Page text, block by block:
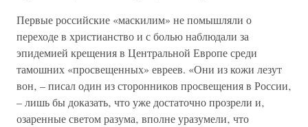
Первые российские «маскилим» не помышляли о
переходе в христианство и с болью наблюдали за
эпидемией крещения в Центральной Европе среди
тамошних «просвещенных» евреев. «Они из кожи лезут
вон‚ – писал один из сторонников просвещения в России‚
– лишь бы доказать‚ что уже достаточно прозрели и‚
озаренные светом разума‚ вполне уразумели‚ что